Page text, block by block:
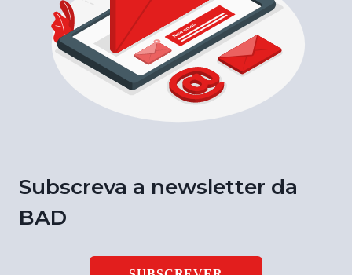
Subscreva a newsletter da
BAD